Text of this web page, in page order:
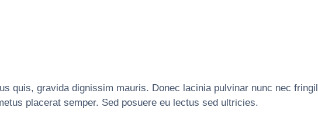
quis, gravida dignissim mauris. Donec lacinia pulvinar nunc nec
placerat semper. Sed posuere eu lectus sed ultricies.